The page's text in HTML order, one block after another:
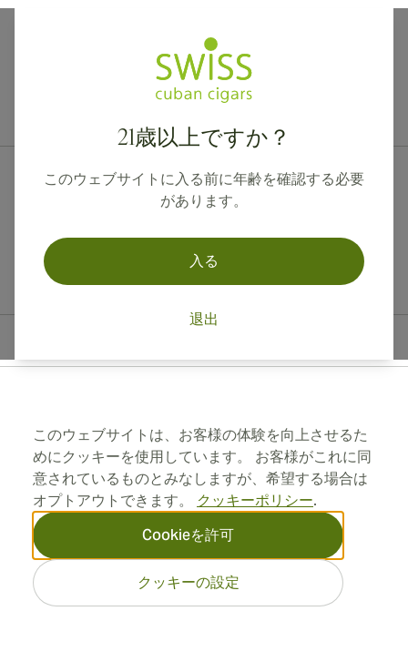
このウェブサイトは、お客様の体験を向上させるた
めにクッキーを使用しています。 お客様がこれに同
意されているものとみなしますが、希望する場合は
オプトアウトできます。 クッキーポリシー.
Cookieを許可
クッキーの設定
21歳以上ですか？
このウェブサイトに入る前に年齢を確認する必要
があります。
入る
退出
インフォメーション
+41 22 518 44 43
info@swisscubancigars.com